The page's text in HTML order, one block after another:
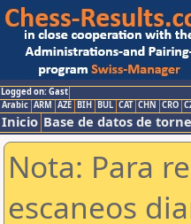
Logged on: Gast
Arabic ARM AZE BIH BUL CAT CHN CRO
Inicio Base de datos de
Nota: Para
escaneos